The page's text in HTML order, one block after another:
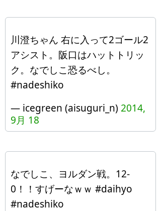
川澄ちゃん 右に入って2ゴール2
アシスト。阪口はハットトリッ
ク。なでしこ恐るべし。
#nadeshiko
— icegreen (aisuguri_n) 2014,
9月 18
なでしこ、ヨルダン戦。12-
0！！すげーなｗｗ #daihyo
#nadeshiko